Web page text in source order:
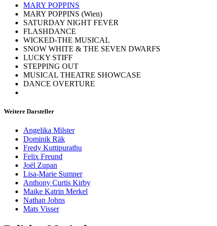
MARY POPPINS
MARY POPPINS (Wien)
SATURDAY NIGHT FEVER
FLASHDANCE
WICKED-THE MUSICAL
SNOW WHITE & THE SEVEN DWARFS
LUCKY STIFF
STEPPING OUT
MUSICAL THEATRE SHOWCASE
DANCE OVERTURE
Weitere Darsteller
Angelika Milster
Dominik Räk
Fredy Kuttipurathu
Felix Freund
Joël Zupan
Lisa-Marie Sumner
Anthony Curtis Kirby
Maike Katrin Merkel
Nathan Johns
Mats Visser